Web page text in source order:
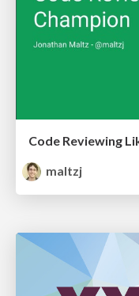
Code Reviewing
maltzj